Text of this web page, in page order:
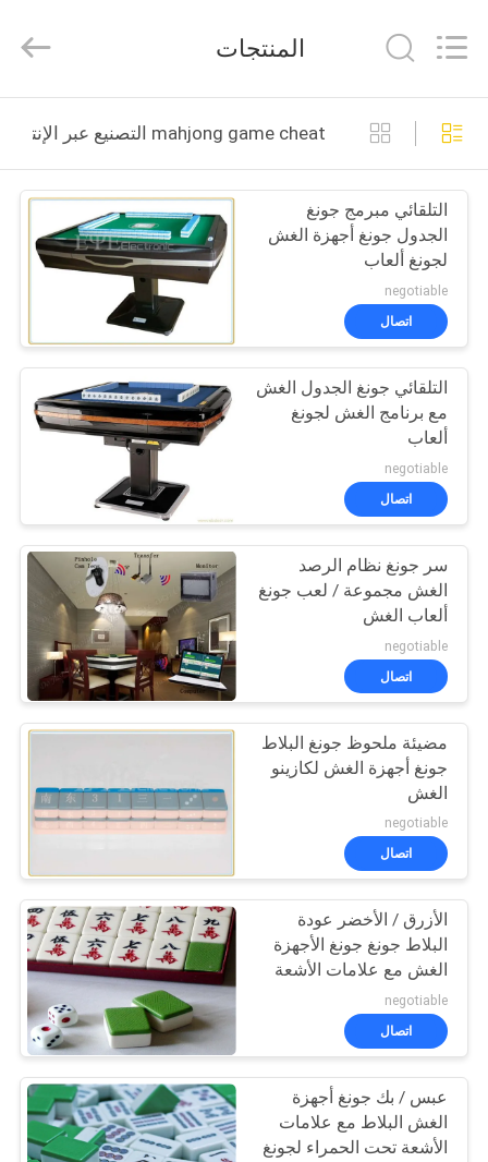
منزل
المنتجات
حول
جولة
المعمل
ضبط
الجودة
اتصل
طلب
اقتباس
خريطة
الموقع
PRIVACY
POLICY
Cheat
Center.
Reserved.
المنتجات
mahjong game cheat التصنيع عبر الإنترنت
التلقائي مبرمج جونغ
الجدول جونغ أجهزة الغش
لجونغ ألعاب
negotiable
اتصال
التلقائي جونغ الجدول الغش
مع برنامج الغش لجونغ
ألعاب
negotiable
اتصال
سر جونغ نظام الرصد
الغش مجموعة / لعب جونغ
ألعاب الغش
negotiable
اتصال
مضيئة ملحوظ جونغ البلاط
جونغ أجهزة الغش لكازينو
الغش
negotiable
اتصال
الأزرق / الأخضر عودة
البلاط جونغ جونغ الأجهزة
الغش مع علامات الأشعة
تحت الحمراء للغش
negotiable
اتصال
عبس / بك جونغ أجهزة
الغش البلاط مع علامات
الأشعة تحت الحمراء لجونغ